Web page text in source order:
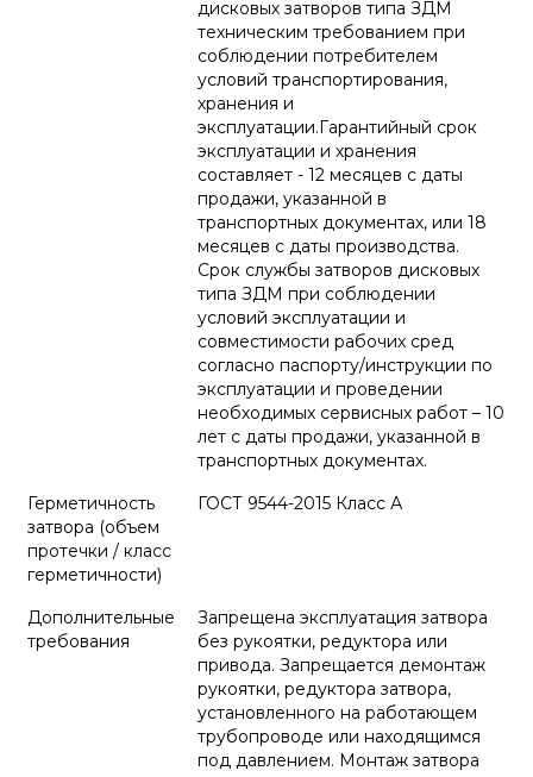
дисковых затворов типа ЗДМ
техническим требованием при
соблюдении потребителем
условий транспортирования,
хранения и
эксплуатации.Гарантийный срок
эксплуатации и хранения
составляет - 12 месяцев с даты
продажи, указанной в
транспортных документах, или 18
месяцев с даты производства.
Срок службы затворов дисковых
типа ЗДМ при соблюдении
условий эксплуатации и
совместимости рабочих сред
согласно паспорту/инструкции по
эксплуатации и проведении
необходимых сервисных работ – 10
лет с даты продажи, указанной в
транспортных документах.
Герметичность
затвора (объем
протечки / класс
герметичности)
ГОСТ 9544-2015 Класс А
Дополнительные
требования
Запрещена эксплуатация затвора
без рукоятки, редуктора или
привода. Запрещается демонтаж
рукоятки, редуктора затвора,
установленного на работающем
трубопроводе или находящимся
под давлением. Монтаж затвора